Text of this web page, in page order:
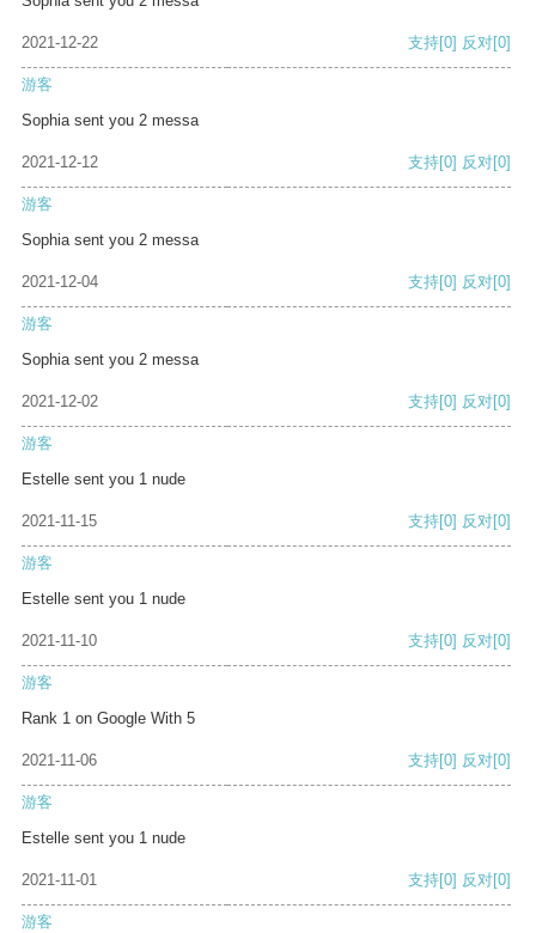
2021-12-22 支持[0] 反对[0]
游客
Sophia sent you 2 messa
2021-12-12 支持[0] 反对[0]
游客
Sophia sent you 2 messa
2021-12-04 支持[0] 反对[0]
游客
Sophia sent you 2 messa
2021-12-02 支持[0] 反对[0]
游客
Estelle sent you 1 nude
2021-11-15 支持[0] 反对[0]
游客
Estelle sent you 1 nude
2021-11-10 支持[0] 反对[0]
游客
Rank 1 on Google With 5
2021-11-06 支持[0] 反对[0]
游客
Estelle sent you 1 nude
2021-11-01 支持[0] 反对[0]
游客